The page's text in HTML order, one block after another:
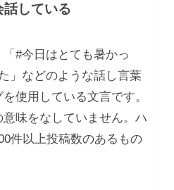
している
#今日はとても暑かっ
」などのような話し言葉
使用している文言です。
味をなしていません。ハ
件以上投稿数のあるもの